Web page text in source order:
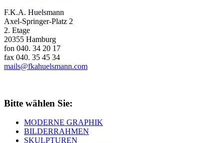
F.K.A. Huelsmann
Axel-Springer-Platz 2
2. Etage
20355 Hamburg
fon 040. 34 20 17
fax 040. 35 45 34
mails@fkahuelsmann.com
Bitte wählen Sie:
MODERNE GRAPHIK
BILDERRAHMEN
SKULPTUREN